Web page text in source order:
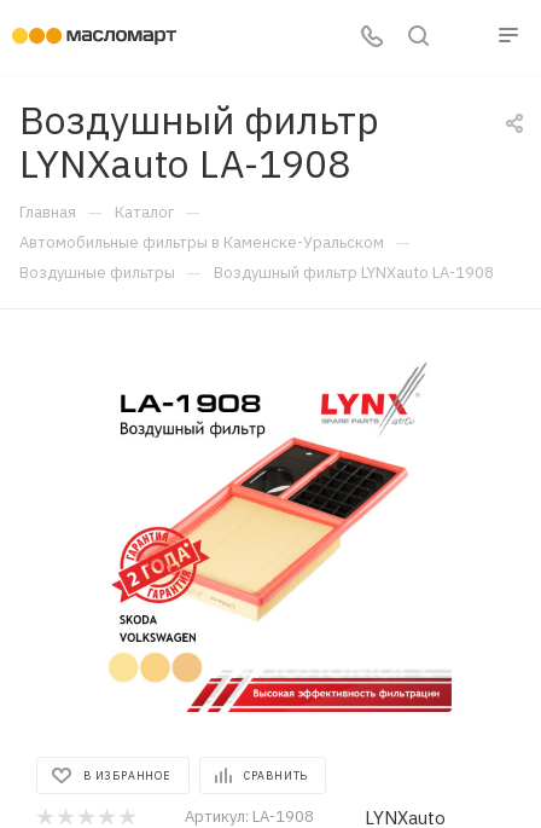
Воздушный фильтр
LYNXauto LA-1908
Главная — Каталог —
Автомобильные фильтры в Каменске-Уральском —
Воздушные фильтры — Воздушный фильтр LYNXauto LA-1908
В ИЗБРАННОЕ СРАВНИТЬ
Артикул: LA-1908 LYNXauto